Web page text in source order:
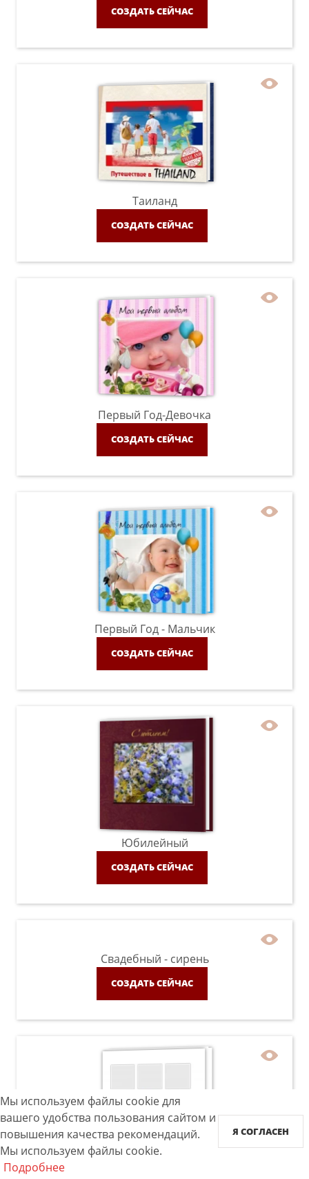
СОЗДАТЬ СЕЙЧАС
Таиланд
СОЗДАТЬ СЕЙЧАС
Первый Год-Девочка
СОЗДАТЬ СЕЙЧАС
Первый Год - Мальчик
СОЗДАТЬ СЕЙЧАС
Юбилейный
СОЗДАТЬ СЕЙЧАС
Свадебный - сирень
СОЗДАТЬ СЕЙЧАС
Мы используем файлы cookie для
вашего удобства пользования сайтом и
повышения качества рекомендаций.
Мы используем файлы cookie.
Подробнее
Я СОГЛАСЕН